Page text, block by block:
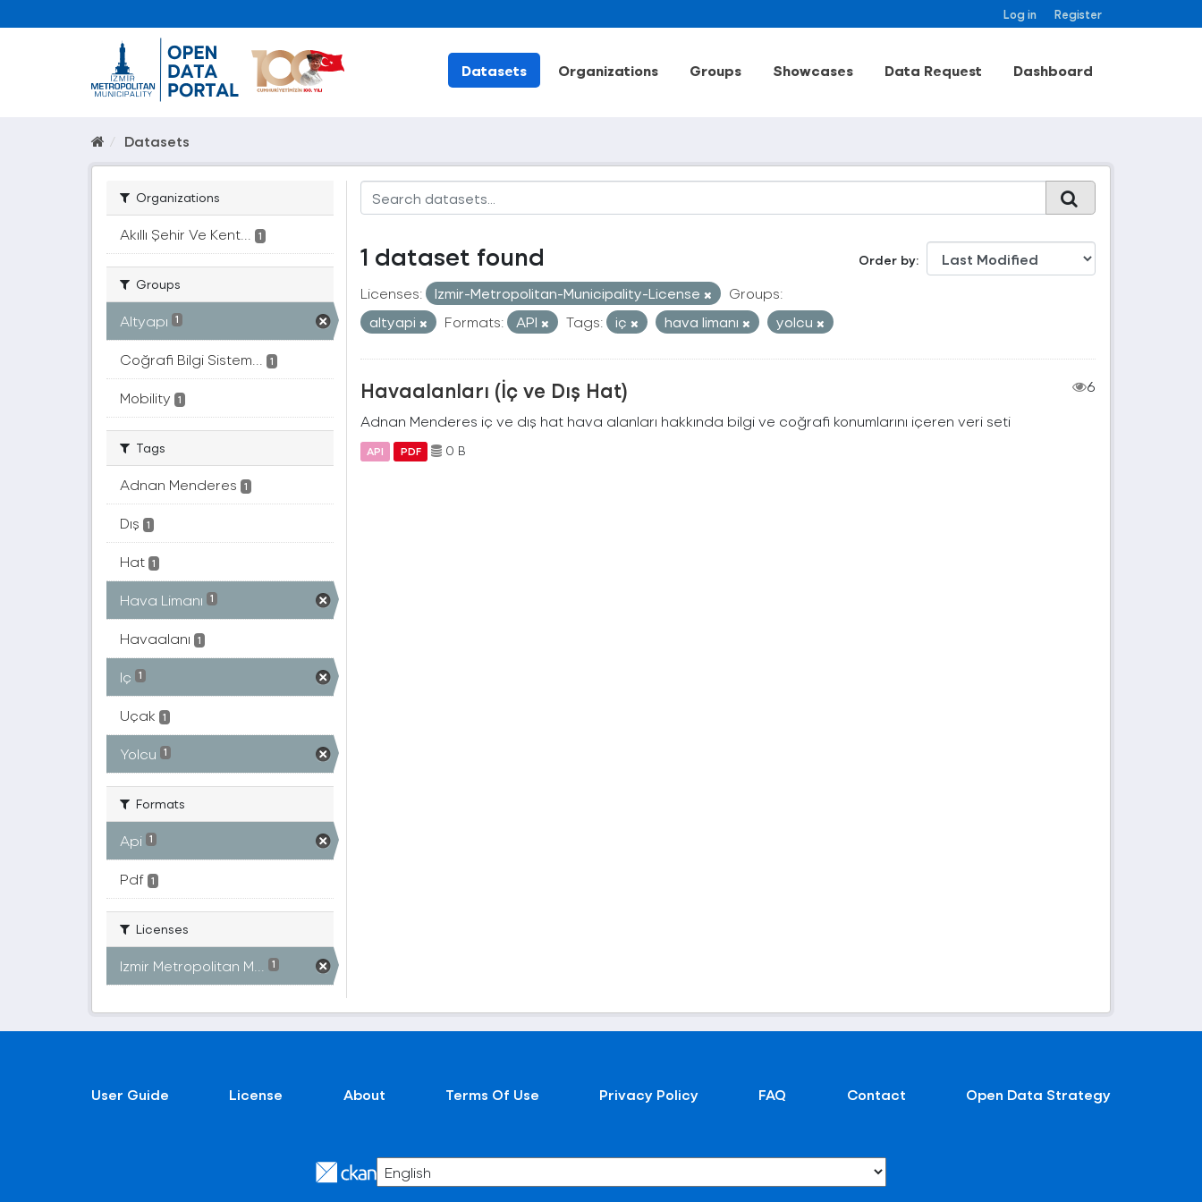
Log in Register
Datasets Organizations Groups Showcases Data Request Dashboard
Datasets
Organizations
Akıllı Şehir Ve Kent... 1
Groups
Altyapı 1
Coğrafi Bilgi Sistem... 1
Mobility 1
Tags
Adnan Menderes 1
Dış 1
Hat 1
Hava Limanı 1
Havaalanı 1
Iç 1
Uçak 1
Yolcu 1
Formats
Api 1
Pdf 1
Licenses
Izmir Metropolitan M... 1
Order by
1 dataset found
Licenses: Izmir-Metropolitan-Municipality-License
Groups:
altyapi
Formats: API Tags: iç hava limanı yolcu
Havaalanları (İç ve Dış Hat)
6
Adnan Menderes iç ve dış hat hava alanları hakkında bilgi ve coğrafi konumlarını içeren veri seti
API PDF 0 B
User Guide License About Terms Of Use Privacy Policy FAQ Contact Open Data Strategy